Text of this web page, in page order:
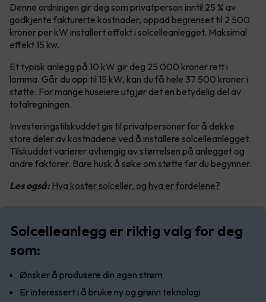
Denne ordningen gir deg som privatperson inntil 25 % av
godkjente fakturerte kostnader, oppad begrenset til 2 500
kroner per kW installert effekt i solcelleanlegget. Maksimal
effekt 15 kw.
Et typisk anlegg på 10 kW gir deg 25 000 kroner rett i
lomma. Går du opp til 15 kW, kan du få hele 37 500 kroner i
støtte. For mange huseiere utgjør det en betydelig del av
totalregningen.
Investeringstilskuddet gis til privatpersoner for å dekke
store deler av kostnadene ved å installere solcelleanlegget.
Tilskuddet varierer avhengig av størrelsen på anlegget og
andre faktorer. Bare husk å søke om støtte før du begynner.
Les også: Hva koster solceller, og hva er fordelene?
Solcelleanlegg er riktig valg for deg
som:
Ønsker å produsere din egen strøm
Er interessert i å bruke ny og grønn teknologi